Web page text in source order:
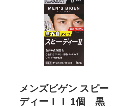
メンズビゲン スピー
ディーＩＩ 1個 黒